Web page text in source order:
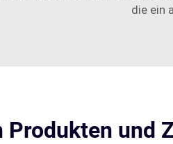
die ein
Produkten und